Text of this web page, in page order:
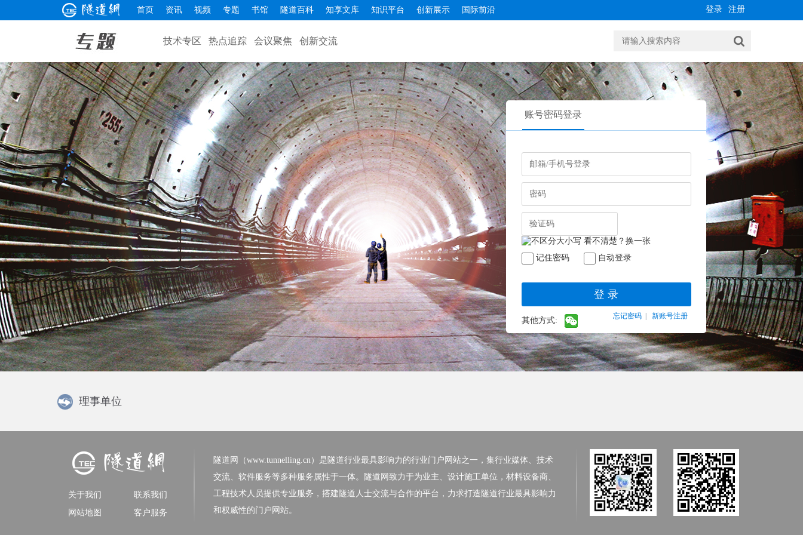
首页 资讯 视频 专题 书馆 隧道百科 知享文库 知识平台 创新展示 国际前沿 注册
登录
技术专区 热点追踪 会议聚焦 创新交流
账号密码登录
记住密码 自动登录
其他方式: 忘记密码 新账号注册
理事单位
关于我们
联系我们
网站地图
客户服务
隧道网（www.tunnelling.cn） 是隧道行业最具影响力的行业门户网站之一，集行业媒体、技术
交流、软件服务等多种服务属性于一体。隧道网致力于为业主、设计施工单位，材料设备商、
工程技术人员提供专业服务，搭建隧道人士交流与合作的平台，力求打造隧道行业最具影响力
和权威性的门户网站。